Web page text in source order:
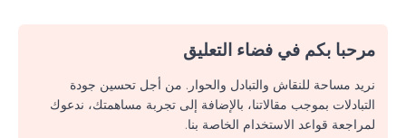
مرحبا بكم في فضاء التعليق
نريد مساحة للنقاش والتبادل والحوار. من أجل تحسين جودة
التبادلات بموجب مقالاتنا، بالإضافة إلى تجربة مساهمتك، ندعوك
لمراجعة قواعد الاستخدام الخاصة بنا.